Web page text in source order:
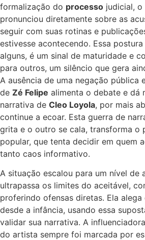
formalização do processo judicial, o
pronunciou diretamente sobre as
seguir com suas rotinas e
estivesse acontecendo. Essa
alguns, é um sinal de maturidade e
para outros, um silêncio que gera
A ausência de uma negação pública
de Zé Felipe alimenta o debate e dá
narrativa de Cleo Loyola, por mais
continue a ecoar. Esta guerra de
grita e o outro se cala, transforma o
popular, que tenta decidir em quem
tanto caos informativo.
A situação escalou para um nível de
ultrapassa os limites do aceitável,
proferindo ofensas diretas. Ela alega
desde a infância, usando essa
validar sua narrativa. A
do artista sempre foi marcada por